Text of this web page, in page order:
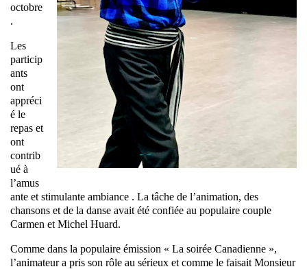
octobre
.
Les
particip
ants
ont
appréci
é le
repas et
ont
contrib
ué à
l’amus
ante et stimulante ambiance . La tâche de l’animation, des
chansons et de la danse avait été confiée au populaire couple
Carmen et Michel Huard.
Comme dans la populaire émission « La soirée Canadienne »,
l’animateur a pris son rôle au sérieux et comme le faisait Monsieur